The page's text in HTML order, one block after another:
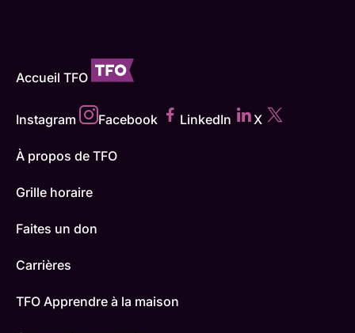
Accueil TFO
Instagram Facebook LinkedIn X
À propos de TFO
Grille horaire
Faites un don
Carrières
TFO Apprendre à la maison